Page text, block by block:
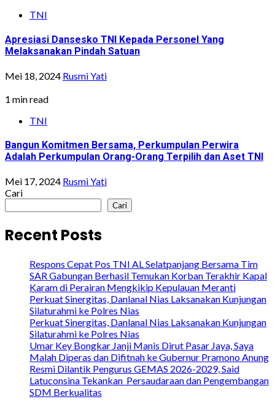
TNI
Apresiasi Dansesko TNI Kepada Personel Yang
Melaksanakan Pindah Satuan
Mei 18, 2024 Rusmi Yati
1 min read
TNI
Bangun Komitmen Bersama, Perkumpulan Perwira
Adalah Perkumpulan Orang-Orang Terpilih dan Aset TNI
Mei 17, 2024 Rusmi Yati
Cari
Cari
Recent Posts
Respons Cepat Pos TNI AL Selatpanjang Bersama Tim
SAR Gabungan Berhasil Temukan Korban Terakhir Kapal
Karam di Perairan Mengkikip Kepulauan Meranti
Perkuat Sinergitas, Danlanal Nias Laksanakan Kunjungan
Silaturahmi ke Polres Nias
Perkuat Sinergitas, Danlanal Nias Laksanakan Kunjungan
Silaturahmi ke Polres Nias
Umar Key Bongkar Janji Manis Dirut Pasar Jaya, Saya
Malah Diperas dan Difitnah ke Gubernur Pramono Anung
Resmi Dilantik Pengurus GEMAS 2026-2029, Said
Latuconsina Tekankan Persaudaraan dan Pengembangan
SDM Berkualitas